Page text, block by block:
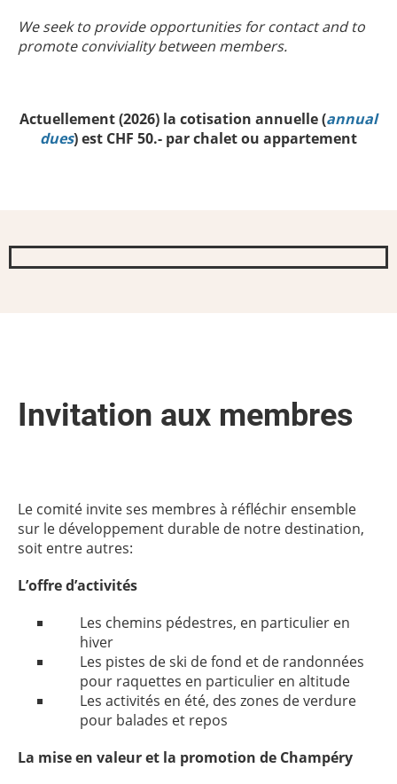
We seek to provide opportunities for contact and to
promote conviviality between members.
Actuellement (2026) la cotisation annuelle (annual
dues) est CHF 50.- par chalet ou appartement
Invitation aux membres
Le comité invite ses membres à réfléchir ensemble
sur le développement durable de notre destination,
soit entre autres:
L’offre d’activités
Les chemins pédestres, en particulier en
hiver
Les pistes de ski de fond et de randonnées
pour raquettes en particulier en altitude
Les activités en été, des zones de verdure
pour balades et repos
La mise en valeur et la promotion de Champéry